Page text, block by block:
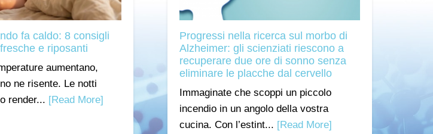
fa caldo: 8 consigli
e riposanti
aumentano,
ne risente. Le notti
render... [Read More]
Progressi nella ricerca sul morbo di
Alzheimer: gli scienziati riescono a
recuperare due ore di sonno senza
eliminare le placche dal cervello
Immaginate che scoppi un piccolo
incendio in un angolo della vostra
cucina. Con l’estint... [Read More]